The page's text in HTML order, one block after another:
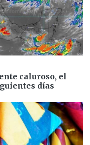
caluroso, el
días